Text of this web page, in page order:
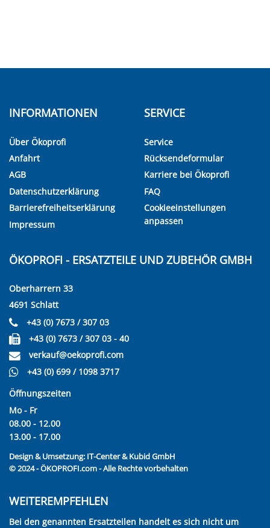
INFORMATIONEN
Über Ökoprofi
Anfahrt
AGB
Datenschutzerklärung
Barrierefreiheitserklärung
Impressum
SERVICE
Service
Rücksendeformular
Karriere bei Ökoprofi
FAQ
Cookieeinstellungen
anpassen
ÖKOPROFI - ERSATZTEILE UND ZUBEHÖR GMBH
Oberharrern 33
4691 Schlatt
+43 (0) 7673 / 307 03
+43 (0) 7673 / 307 03 - 40
verkauf@oekoprofi.com
+43 (0) 699 / 1098 3717
Öffnungszeiten
Mo - Fr
08.00 - 12.00
13.00 - 17.00
Design & Umsetzung: IT-Center & Kubid GmbH
© 2024 - ÖKOPROFI.com - Alle Rechte vorbehalten
WEITEREMPFEHLEN
Bei den genannten Ersatzteilen handelt es sich nicht um